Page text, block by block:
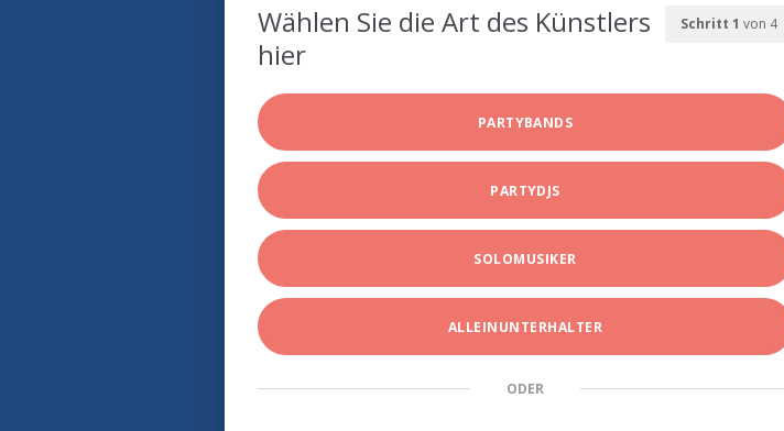
Schritt 1 von 4
Wählen Sie die Art des Künstlers
hier
PARTYBANDS
PARTYDJS
SOLOMUSIKER
ALLEINUNTERHALTER
ODER